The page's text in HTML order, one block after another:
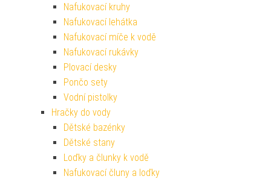
Nafukovací kruhy
Nafukovací lehátka
Nafukovací míče k vodě
Nafukovací rukávky
Plovací desky
Pončo sety
Vodní pistolky
Hračky do vody
Dětské bazénky
Dětské stany
Loďky a člunky k vodě
Nafukovací čluny a loďky